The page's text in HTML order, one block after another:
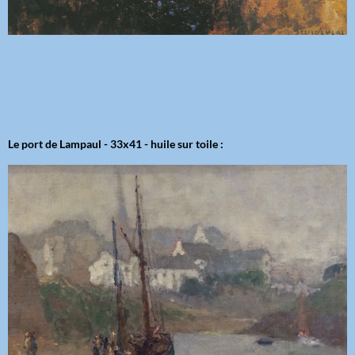
Le port de Lampaul - 33x41 - huile sur toile :